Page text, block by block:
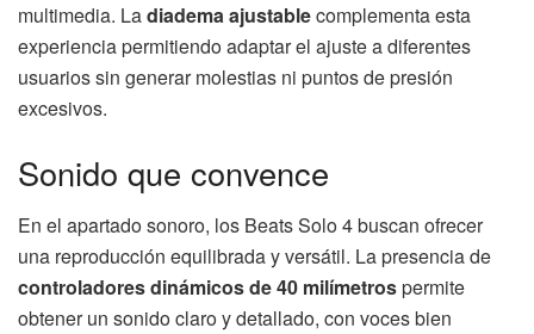
multimedia. Ladiadema ajustablecomplementa esta
experiencia permitiendo adaptar el ajuste a diferentes
usuarios sin generar molestias ni puntos de presión
excesivos.
Sonido que convence
En el apartado sonoro, los Beats Solo 4 buscan ofrecer
una reproducción equilibrada y versátil. La presencia de
controladores dinámicos de 40 milímetrospermite
obtener un sonido claro y detallado, con voces bien